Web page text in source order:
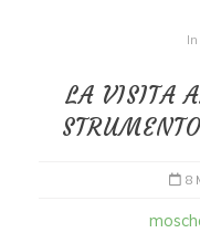
In
LA VISITA
8